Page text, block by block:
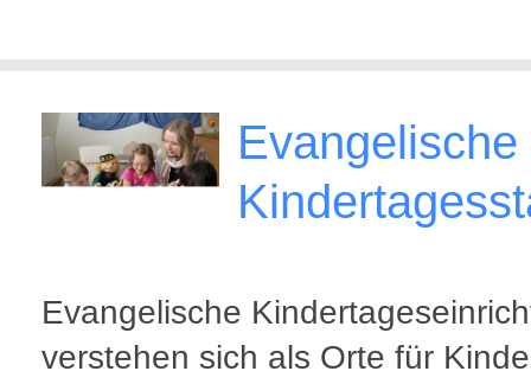
Evangelische
Evangelische
verstehen sich als Orte für